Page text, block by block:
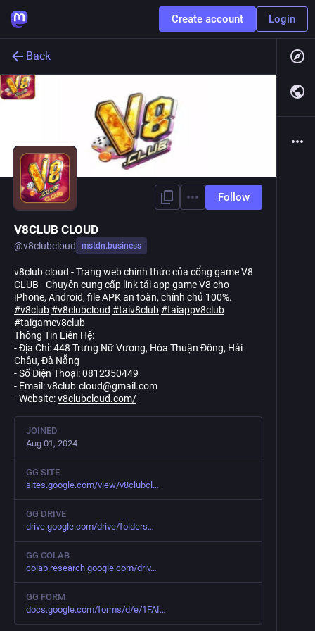
Create account Login
Back
Follow
V8CLUB CLOUD
@v8clubcloud mstdn.business
v8club cloud - Trang web chính thức của cổng game V8
CLUB - Chuyên cung cấp link tải app game V8 cho
iPhone, Android, file APK an toàn, chính chủ 100%.
#v8club#v8clubcloud #taiv8club#taiappv8club
#taigamev8club
Thông Tin Liên Hệ:
- Địa Chỉ: 448 Trưng Nữ Vương, Hòa Thuận Đông, Hải
Châu, Đà Nẵng
- Số Điện Thoại: 0812350449
- Email: v8club.cloud@gmail.com
- Website:v8clubcloud.com/
JOINED
Aug 01, 2024
GG SITE
sites.google.com/view/v8clubcl
GG DRIVE
drive.google.com/drive/folders
GG COLAB
colab.research.google.com/driv
GG FORM
docs.google.com/forms/d/e/1FAI